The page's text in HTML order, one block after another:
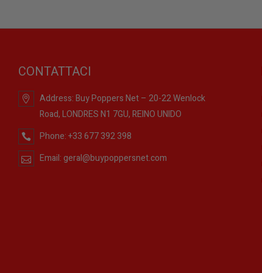
CONTATTACI
Address:Buy Poppers Net – 20-22 Wenlock
Road, LONDRES N1 7GU, REINO UNIDO
Phone:+33 677 392 398
Email: geral@buypoppersnet.com